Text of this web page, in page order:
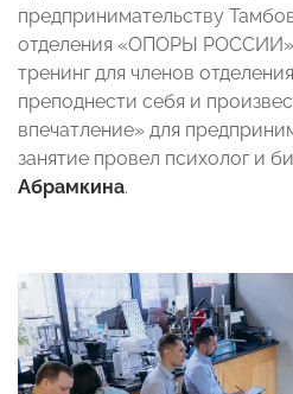
предпринимательству
отделения «ОПОРЫ РОССИИ»
тренинг для членов
преподнести себя и
впечатление» для
занятие провел психолог и
Абрамкина.